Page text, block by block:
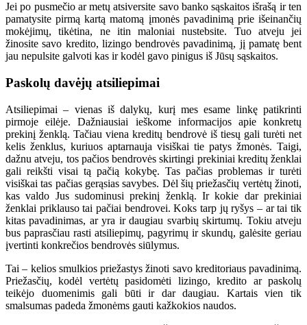
Jei po pusmečio ar metų atsiversite savo banko sąskaitos išrašą ir ten
pamatysite pirmą kartą matomą įmonės pavadinimą prie išeinančių
mokėjimų, tikėtina, ne itin maloniai nustebsite. Tuo atveju jei
žinosite savo kredito, lizingo bendrovės pavadinimą, jį pamatę bent
jau nepulsite galvoti kas ir kodėl gavo pinigus iš Jūsų sąskaitos.
Paskolų davėjų atsiliepimai
Atsiliepimai – vienas iš dalykų, kurį mes esame linkę patikrinti
pirmoje eilėje. Dažniausiai ieškome informacijos apie konkretų
prekinį ženklą. Tačiau viena kreditų bendrovė iš tiesų gali turėti net
kelis ženklus, kuriuos aptarnauja visiškai tie patys žmonės. Taigi,
dažnu atveju, tos pačios bendrovės skirtingi prekiniai kreditų ženklai
gali reikšti visai tą pačią kokybę. Tas pačias problemas ir turėti
visiškai tas pačias gerąsias savybes. Dėl šių priežasčių vertėtų žinoti,
kas valdo Jus sudominusi prekinį ženklą. Ir kokie dar prekiniai
ženklai priklauso tai pačiai bendrovei. Koks tarp jų ryšys – ar tai tik
kitas pavadinimas, ar yra ir daugiau svarbių skirtumų. Tokiu atveju
bus paprasčiau rasti atsiliepimų, pagyrimų ir skundų, galėsite geriau
įvertinti konkrečios bendrovės siūlymus.
Tai – kelios smulkios priežastys žinoti savo kreditoriaus pavadinimą.
Priežasčių, kodėl vertėtų pasidomėti lizingo, kredito ar paskolų
teikėjo duomenimis gali būti ir dar daugiau. Kartais vien tik
smalsumas padeda žmonėms gauti kažkokios naudos.